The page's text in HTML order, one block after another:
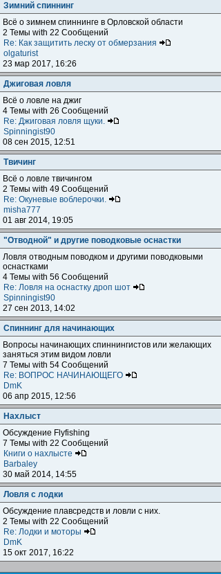
Зимний спиннинг
Всё о зимнем спиннинге в Орловской области
2 Темы with 22 Сообщений
Re: Как защитить леску от обмерзания
olgaturist
23 мар 2017, 16:26
Джиговая ловля
Всё о ловле на джиг
4 Темы with 26 Сообщений
Re: Джиговая ловля щуки.
Spinningist90
08 сен 2015, 12:51
Твичинг
Всё о ловле твичингом
2 Темы with 49 Сообщений
Re: Окуневые воблерочки.
misha777
01 авг 2014, 19:05
"Отводной" и другие поводковые оснастки
Ловля отводным поводком и другими поводковыми
оснастками
4 Темы with 56 Сообщений
Re: Ловля на оснастку дроп шот
Spinningist90
27 сен 2013, 14:02
Спиннинг для начинающих
Вопросы начинающих спиннингистов или желающих
заняться этим видом ловли
7 Темы with 54 Сообщений
Re: ВОПРОС НАЧИНАЮЩЕГО
DmK
06 апр 2015, 12:56
Нахлыст
Обсуждение Flyfishing
7 Темы with 22 Сообщений
Книги о нахлысте
Barbaley
30 май 2014, 14:55
Ловля с лодки
Обсуждение плавсредств и ловли с них.
2 Темы with 22 Сообщений
Re: Лодки и моторы
DmK
15 окт 2017, 16:22